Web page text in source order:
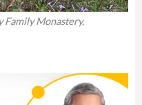
Family Monastery,